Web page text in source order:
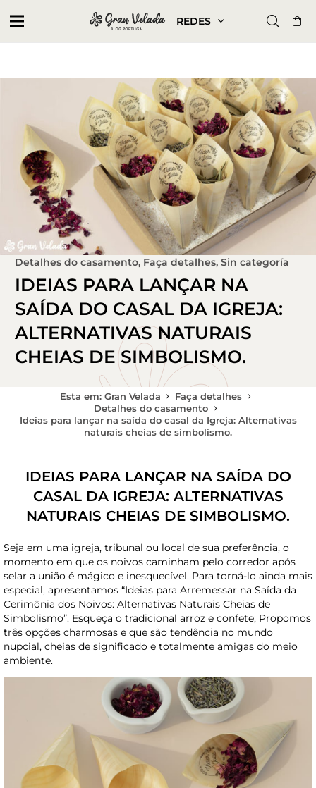
REDES
Detalhes do casamento, Faça detalhes, Sin categoría
IDEIAS PARA LANÇAR NA
SAÍDA DO CASAL DA IGREJA:
ALTERNATIVAS NATURAIS
CHEIAS DE SIMBOLISMO.
Esta em: Gran Velada
Faça detalhes
Detalhes do casamento
Ideias para lançar na saída do casal da Igreja: Alternativas
naturais cheias de simbolismo.
IDEIAS PARA LANÇAR NA SAÍDA DO
CASAL DA IGREJA: ALTERNATIVAS
NATURAIS CHEIAS DE SIMBOLISMO.
Seja em uma igreja, tribunal ou local de sua preferência, o
momento em que os noivos caminham pelo corredor após
selar a união é mágico e inesquecível. Para torná-lo ainda mais
especial, apresentamos “Ideias para Arremessar na Saída da
Cerimônia dos Noivos: Alternativas Naturais Cheias de
Simbolismo”. Esqueça o tradicional arroz e confete; Propomos
três opções charmosas e que são tendência no mundo
nupcial, cheias de significado e totalmente amigas do meio
ambiente.